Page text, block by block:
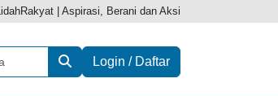
LidahRakyat | Aspirasi, Berani dan Aksi
Login / Daftar